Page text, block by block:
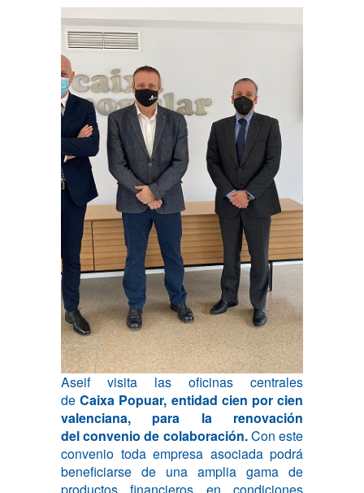
Aseif visita las oficinas centrales
de Caixa Popuar, entidad cien por cien
valenciana, para la renovación
del convenio de colaboración.Con este
convenio toda empresa asociada podrá
beneficiarse de una amplia gama de